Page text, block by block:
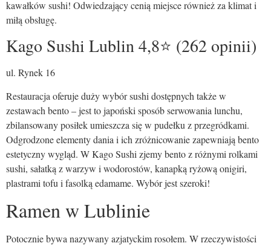
kawałków sushi! Odwiedzający cenią miejsce również za klimat i
miłą obsługę.
Kago Sushi Lublin 4,8⭐ (262 opinii)
ul. Rynek 16
Restauracja oferuje duży wybór sushi dostępnych także w
zestawach bento – jest to japoński sposób serwowania lunchu,
zbilansowany posiłek umieszcza się w pudełku z przegródkami.
Odgrodzone elementy dania i ich zróżnicowanie zapewniają bento
estetyczny wygląd. W Kago Sushi zjemy bento z różnymi rolkami
sushi, sałatką z warzyw i wodorostów, kanapką ryżową onigiri,
plastrami tofu i fasolką edamame. Wybór jest szeroki!
Ramen w Lublinie
Potocznie bywa nazywany azjatyckim rosołem. W rzeczywistości